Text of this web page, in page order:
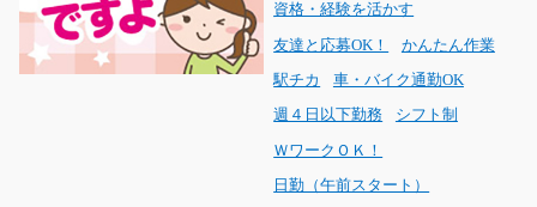
資格・経験を活かす
友達と応募OK！ かんたん作業
駅チカ 車・バイク通勤OK
週４日以下勤務 シフト制
ＷワークＯＫ！
日勤（午前スタート）